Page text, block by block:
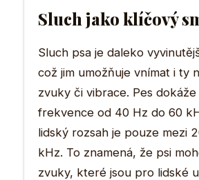
Sluch jako klíčový
Sluch psa je daleko
což jim umožňuje vnímat i ty
zvuky či vibrace. Pes dokáže
frekvence od 40 Hz do 60
lidský rozsah je pouze mezi
kHz. To znamená, že psi
zvuky, které jsou pro lidské